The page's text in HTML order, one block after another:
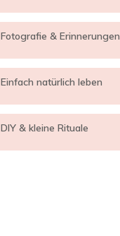
Fotografie & Erinnerungen
Einfach natürlich leben
DIY & kleine Rituale